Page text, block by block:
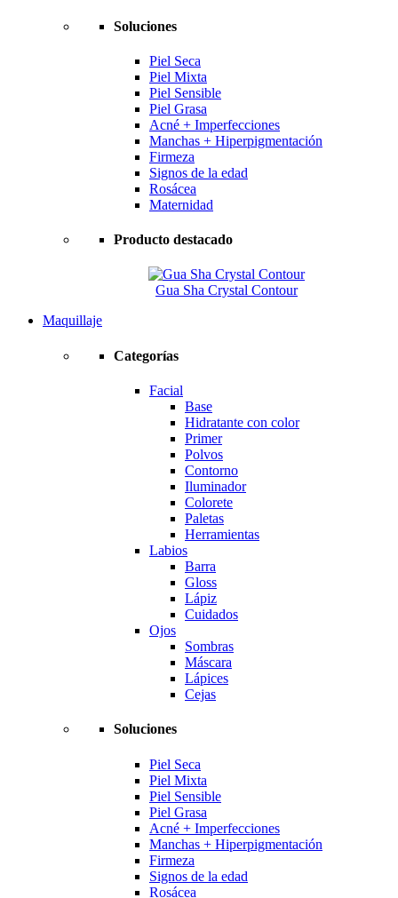
Soluciones
Piel Seca
Piel Mixta
Piel Sensible
Piel Grasa
Acné + Imperfecciones
Manchas + Hiperpigmentación
Firmeza
Signos de la edad
Rosácea
Maternidad
Producto destacado
Gua Sha Crystal Contour
Maquillaje
Categorías
Facial
Base
Hidratante con color
Primer
Polvos
Contorno
Iluminador
Colorete
Paletas
Herramientas
Labios
Barra
Gloss
Lápiz
Cuidados
Ojos
Sombras
Máscara
Lápices
Cejas
Soluciones
Piel Seca
Piel Mixta
Piel Sensible
Piel Grasa
Acné + Imperfecciones
Manchas + Hiperpigmentación
Firmeza
Signos de la edad
Rosácea